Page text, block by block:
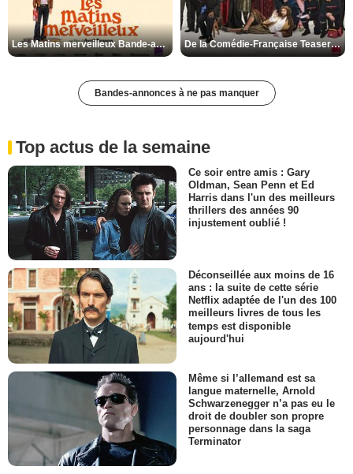
Les Matins merveilleux Bande-annonce VF De la Comédie-Française Teaser VF
Bandes-annonces à ne pas manquer
Top actus de la semaine
Ce soir entre amis : Gary
Oldman, Sean Penn et Ed
Harris dans l'un des meilleurs
thrillers des années 90
injustement oublié !
Déconseillée aux moins de 16
ans : la suite de cette série
Netflix adaptée de l'un des 100
meilleurs livres de tous les
temps est disponible
aujourd'hui
Même si l’allemand est sa
langue maternelle, Arnold
Schwarzenegger n’a pas eu le
droit de doubler son propre
personnage dans la saga
Terminator